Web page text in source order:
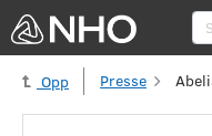
Opp Presse